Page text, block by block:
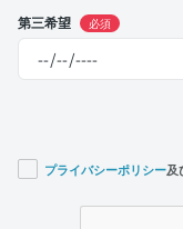
第三希望 必須
プライバシーポリシー及